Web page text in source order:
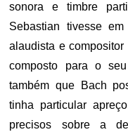
sonora e timbre
Sebastian tivesse
alaudista e
composto para o
também que Bach
tinha particular
precisos sobre a